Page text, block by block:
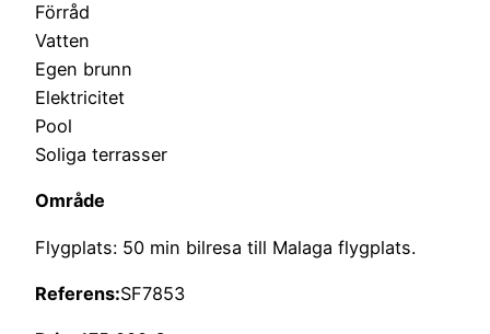
Förråd
Vatten
Egen brunn
Elektricitet
Pool
Soliga terrasser
Område
Flygplats: 50 min bilresa till Malaga flygplats.
Referens:SF7853